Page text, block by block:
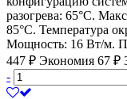
разогрева: 65°С.
85°С. Температура
Мощность: 16 Вт/м.
447 ₽ Экономия 67 ₽
-